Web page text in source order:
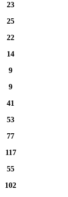
23
25
22
14
9
9
41
53
77
117
55
102